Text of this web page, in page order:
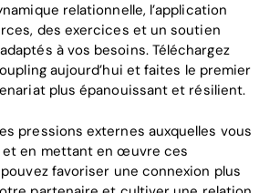
relationnelle, l’application
des exercices et un soutien
à vos besoins. Téléchargez
aujourd’hui et faites le premier
plus épanouissant et résilient.
pressions externes auxquelles vous
en mettant en œuvre ces
favoriser une connexion plus